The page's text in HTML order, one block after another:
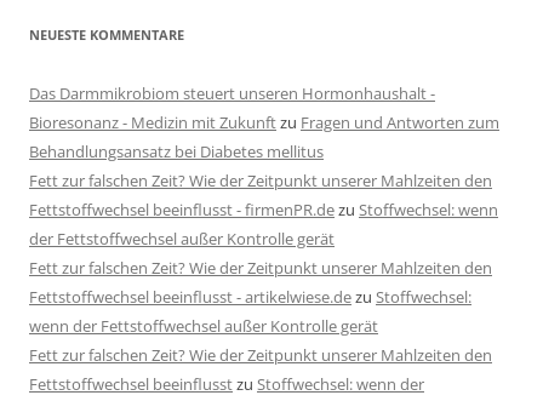
NEUESTE KOMMENTARE
Das Darmmikrobiom steuert unseren Hormonhaushalt -
Bioresonanz - Medizin mit Zukunftzu Fragen und Antworten zum
Behandlungsansatz bei Diabetes mellitus
Fett zur falschen Zeit? Wie der Zeitpunkt unserer Mahlzeiten den
Fettstoffwechsel beeinflusst - firmenPR.dezu Stoffwechsel: wenn
der Fettstoffwechsel außer Kontrolle gerät
Fett zur falschen Zeit? Wie der Zeitpunkt unserer Mahlzeiten den
Fettstoffwechsel beeinflusst - artikelwiese.dezu Stoffwechsel:
wenn der Fettstoffwechsel außer Kontrolle gerät
Fett zur falschen Zeit? Wie der Zeitpunkt unserer Mahlzeiten den
Fettstoffwechsel beeinflusstzu Stoffwechsel: wenn der